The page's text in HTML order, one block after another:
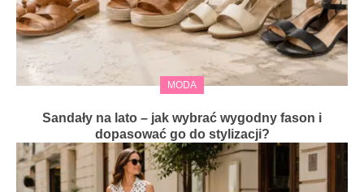
MODA
Sandały na lato – jak wybrać wygodny fason i
dopasować go do stylizacji?